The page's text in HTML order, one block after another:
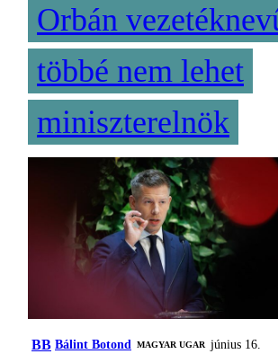
Orbán
többé nem lehet
miniszterelnök
BB Bálint Botond MAGYAR UGAR június 16.